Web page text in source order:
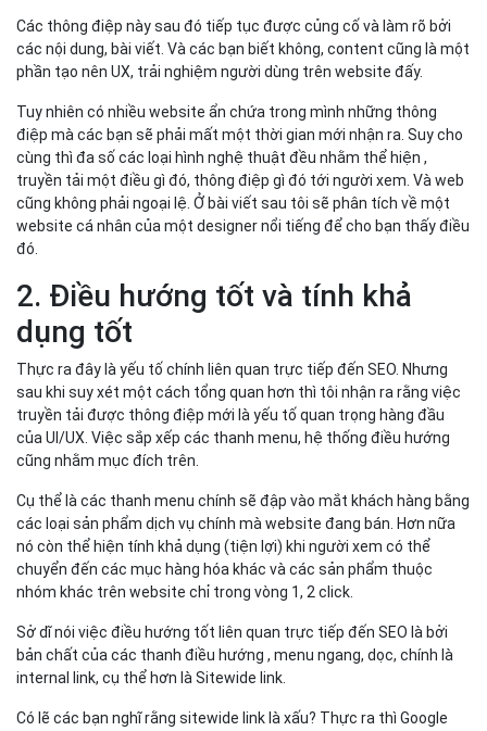
Các thông điệp này sau đó tiếp tục được củng cố và làm rõ bởi
các nội dung, bài viết. Và các bạn biết không, content cũng là một
phần tạo nên UX, trải nghiệm người dùng trên website đấy.
Tuy nhiên có nhiều website ẩn chứa trong mình những thông
điệp mà các bạn sẽ phải mất một thời gian mới nhận ra. Suy cho
cùng thì đa số các loại hình nghệ thuật đều nhằm thể hiện ,
truyền tải một điều gì đó, thông điệp gì đó tới người xem. Và web
cũng không phải ngoại lệ. Ở bài viết sau tôi sẽ phân tích về một
website cá nhân của một designer nổi tiếng để cho bạn thấy điều
đó.
2. Điều hướng tốt và tính khả
dụng tốt
Thực ra đây là yếu tố chính liên quan trực tiếp đến SEO. Nhưng
sau khi suy xét một cách tổng quan hơn thì tôi nhận ra rằng việc
truyền tải được thông điệp mới là yếu tố quan trọng hàng đầu
của UI/UX. Việc sắp xếp các thanh menu, hệ thống điều hướng
cũng nhằm mục đích trên.
Cụ thể là các thanh menu chính sẽ đập vào mắt khách hàng bằng
các loại sản phẩm dịch vụ chính mà website đang bán. Hơn nữa
nó còn thể hiện tính khả dụng (tiện lợi) khi người xem có thể
chuyển đến các mục hàng hóa khác và các sản phẩm thuộc
nhóm khác trên website chỉ trong vòng 1, 2 click.
Sở dĩ nói việc điều hướng tốt liên quan trực tiếp đến SEO là bởi
bản chất của các thanh điều hướng , menu ngang, dọc, chính là
internal link, cụ thể hơn là Sitewide link.
Có lẽ các bạn nghĩ rằng sitewide link là xấu? Thực ra thì Google